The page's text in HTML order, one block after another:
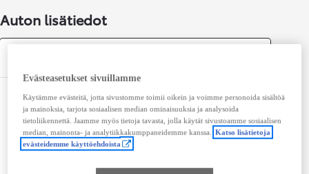
Auton lisätiedot
Mitat ja tilavuus
Ovet
4
Istuimet
5
Tavaratilan tilavuus
Evästeasetukset sivuillamme
Käytämme evästeitä, jotta sivustomme toimii oikein ja voimme personoida sisältöä
ja mainoksia, tarjota sosiaalisen median ominaisuuksia ja analysoida
tietoliikennettä. Jaamme myös tietoja tavasta, jolla käytät sivustoamme sosiaalisen
median, mainonta- ja analytiikkakumppaneidemme kanssa.
Katso lisätietoja
evästeidemme käyttöehdoista